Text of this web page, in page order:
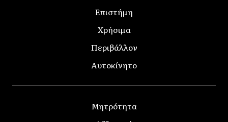
Επιστήμη
Χρήσιμα
Περιβάλλον
Αυτοκίνητο
Μητρότητα